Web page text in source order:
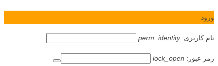
ورود
نام کاربری:perm_identity
رمز عبور: lock_open